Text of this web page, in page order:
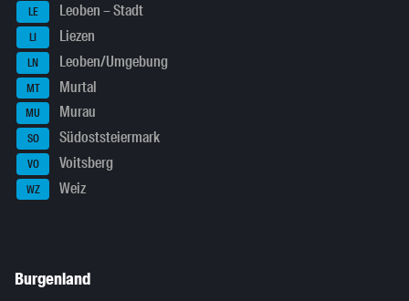
LE Leoben – Stadt
LI Liezen
LN Leoben/Umgebung
MT Murtal
MU Murau
SO Südoststeiermark
VO Voitsberg
WZ Weiz
Burgenland